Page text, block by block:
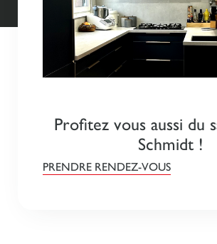
Profitez vous aussi du
Schmidt !
PRENDRE RENDEZ-VOUS